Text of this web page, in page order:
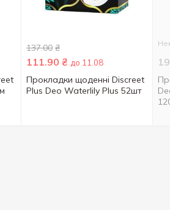
137.00 ₴
111.90 ₴ до 11.08
Прокладки щоденні Discreet
Plus Deo Waterlily Plus 52шт